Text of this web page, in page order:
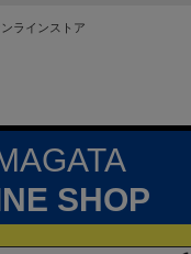
ラインストア
SHOP